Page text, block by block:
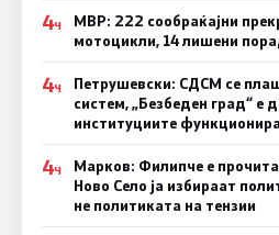
4Ч
МВР: 222 сообраќајни
мотоцикли, 14 лишени
4Ч
Петрушевски: СДСМ се
систем, „Безбеден град“ е
институциите
4Ч
Марков: Филипче е
Ново Село ја избираат
не политиката на тензии